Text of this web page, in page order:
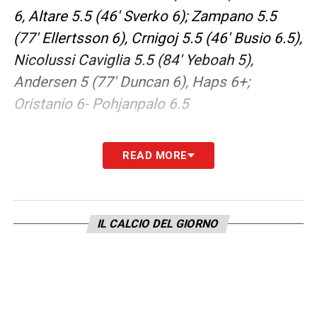
6, Altare 5.5 (46′ Sverko 6); Zampano 5.5
(77′ Ellertsson 6), Crnigoj 5.5 (46′ Busio 6.5),
Nicolussi Caviglia 5.5 (84′ Yeboah 5),
Andersen 5 (77′ Duncan 6), Haps 6+;
Oristanio 6- Pohjanpalo 6.5
LA PLAYLIST DELLE NOSTRE TOP NEWS
READ MORE
IL CALCIO DEL GIORNO